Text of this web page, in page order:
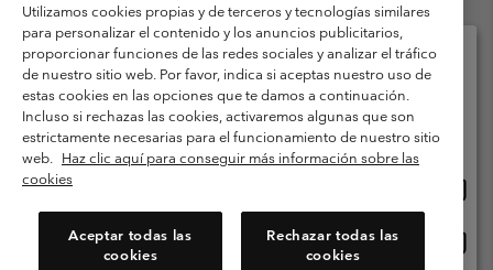
Condiciones de uso
Terminos de Venta
Garantía
Política de Privacidad
Términos y condiciones del programa de miembros
Términos De Uso Del Contenido Generado Por Los Usuarios
Impressum
Cookies Public CBCR
Servicio al cliente: Lu. - Vi. de 9:00 a 13:00 y de 14:00 a 18:00
Utilizamos cookies propias y de terceros y tecnologías similares
para personalizar el contenido y los anuncios publicitarios,
proporcionar funciones de las redes sociales y analizar el tráfico
de nuestro sitio web. Por favor, indica si aceptas nuestro uso de
estas cookies en las opciones que te damos a continuación.
Incluso si rechazas las cookies, activaremos algunas que son
estrictamente necesarias para el funcionamiento de nuestro sitio
web. Haz clic aquí para conseguir más información sobre las
cookies
Aceptar todas las
cookies
Rechazar todas las
cookies
Selecciona tu país e idioma envío
Compras en línea disponibles
línea
España